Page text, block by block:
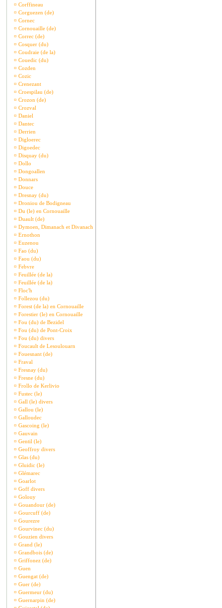
¤ Corffineau
¤ Corguezen (de)
¤ Cornec
¤ Cornouaille (de)
¤ Correc (de)
¤ Cosquer (du)
¤ Coudraie (de la)
¤ Couedic (du)
¤ Cozden
¤ Cozic
¤ Crenezant
¤ Croespilau (de)
¤ Crozon (de)
¤ Crozval
¤ Daniel
¤ Dantec
¤ Derrien
¤ Digloerec
¤ Digoedec
¤ Disquay (du)
¤ Dollo
¤ Dongoallen
¤ Donnars
¤ Douce
¤ Dresnay (du)
¤ Droniou de Bodigneau
¤ Du (le) en Cornouaille
¤ Duault (de)
¤ Dymoen, Dimanach et Divanach
¤ Ernothon
¤ Euzenou
¤ Fao (du)
¤ Faou (du)
¤ Febvre
¤ Feuillée (de la)
¤ Feuillée (de la)
¤ Floc'h
¤ Follezou (du)
¤ Forest (de la) en Cornouaille
¤ Forestier (le) en Cornouaille
¤ Fou (du) de Bezidel
¤ Fou (du) de Pont-Croix
¤ Fou (du) divers
¤ Foucault de Lesoulouarn
¤ Fouesnant (de)
¤ Fraval
¤ Fresnay (du)
¤ Fresne (du)
¤ Frollo de Kerlivio
¤ Fustec (le)
¤ Gall (le) divers
¤ Gallou (le)
¤ Galloudec
¤ Gascoing (le)
¤ Gauvain
¤ Gentil (le)
¤ Geoffroy divers
¤ Glas (du)
¤ Gluidic (le)
¤ Glémarec
¤ Goarlot
¤ Goff divers
¤ Golouy
¤ Gouandour (de)
¤ Gourcuff (de)
¤ Gourezre
¤ Gourvinec (du)
¤ Gouzien divers
¤ Grand (le)
¤ Grandbois (de)
¤ Griffonez (de)
¤ Guen
¤ Guengat (de)
¤ Guer (de)
¤ Guermeur (du)
¤ Guernarpin (de)